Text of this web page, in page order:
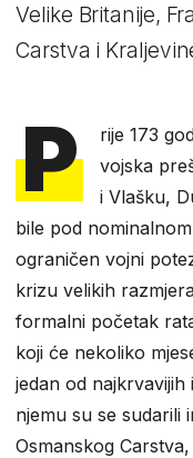
Velike Britanije,
Carstva i
P rije 173
vojska
i Vlašku,
bile pod
ograničen vojni
krizu velikih
formalni početak
koji će nekoliko
jedan od najkrvavijih
njemu su se sudarili
Osmanskog